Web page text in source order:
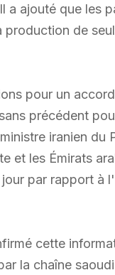
ajouté que les
de
pour un
précédent
iranien du
et les Émirats
par rapport à
cette
la chaîne